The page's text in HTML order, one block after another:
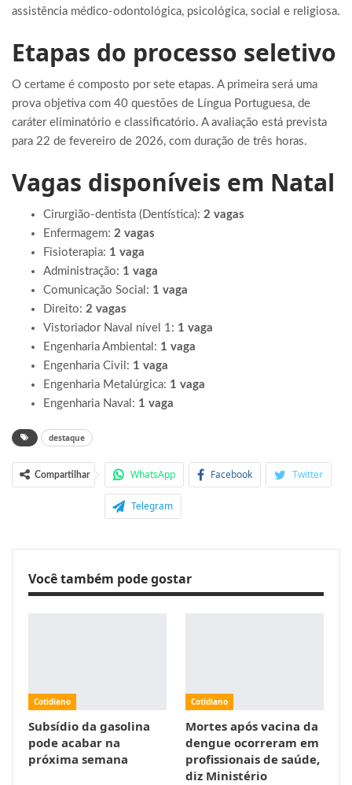
assistência médico-odontológica, psicológica, social e religiosa.
Etapas do processo seletivo
O certame é composto por sete etapas. A primeira será uma
prova objetiva com 40 questões de Língua Portuguesa, de
caráter eliminatório e classificatório. A avaliação está prevista
para 22 de fevereiro de 2026, com duração de três horas.
Vagas disponíveis em Natal
Cirurgião-dentista (Dentística): 2 vagas
Enfermagem: 2 vagas
Fisioterapia: 1 vaga
Administração: 1 vaga
Comunicação Social: 1 vaga
Direito: 2 vagas
Vistoriador Naval nível 1: 1 vaga
Engenharia Ambiental: 1 vaga
Engenharia Civil: 1 vaga
Engenharia Metalúrgica: 1 vaga
Engenharia Naval: 1 vaga
destaque
Compartilhar WhatsApp Facebook Twitter
Telegram
Você também pode gostar
Cotidiano
Subsídio da gasolina
pode acabar na
próxima semana
Cotidiano
Mortes após vacina da
dengue ocorreram em
profissionais de saúde,
diz Ministério